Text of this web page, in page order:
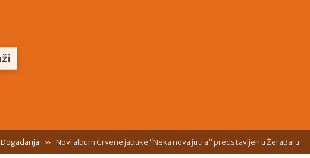
Događanja Novi album Crvene jabuke “Neka nova jutra” predstavljen u ŽeraBaru